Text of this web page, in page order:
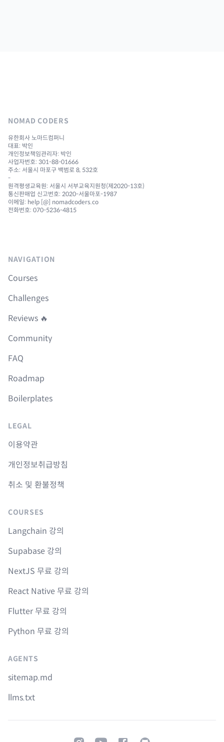
NOMAD CODERS
유한회사 노마드컴퍼니
대표: 박인
개인정보책임관리자: 박인
사업자번호: 301-88-01666
주소: 서울시 마포구 백범로 8, 532호
-
원격평생교육원: 서울시 서부교육지원청(제2020-13호)
통신판매업 신고번호: 2020-서울마포-1987
이메일: help [@] nomadcoders.co
전화번호: 070-5236-4815
NAVIGATION
Courses
Challenges
Reviews 🔥
Community
FAQ
Roadmap
Boilerplates
LEGAL
이용약관
개인정보취급방침
취소 및 환불정책
COURSES
Langchain 강의
Supabase 강의
NextJS 무료 강의
React Native 무료 강의
Flutter 무료 강의
Python 무료 강의
AGENTS
sitemap.md
llms.txt